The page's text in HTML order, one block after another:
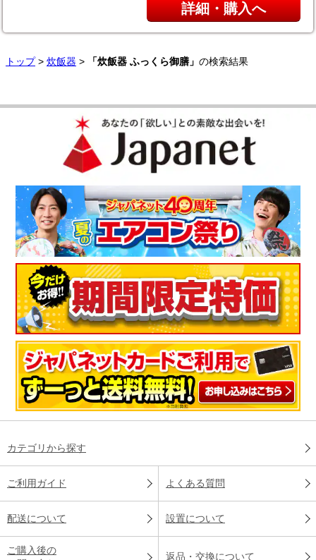
詳細・購入へ
トップ> 炊飯器 > 「炊飯器 ふっくら御膳」 の検索結果
カテゴリから探す
ご利用ガイド よくある質問
配送について 設置について
ご購入後の
返品・交換について